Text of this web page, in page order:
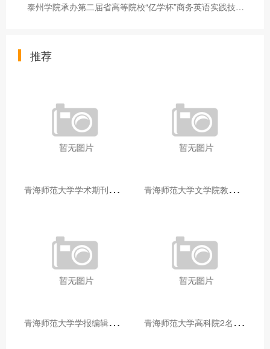
泰州学院承办第二届省高等院校“亿学杯”商务英语实践技能大赛
推荐
青
海师范大学学术期刊两个专栏入选2025年青海省期刊重点专栏 青
海师范大学文学院教师赴山东省相关高校和学术机构交流学习
青
海师范大学学报编辑部赴大通县城关镇上毛佰胜村开展帮扶慰问活动 青
海师范大学高科院2名专家当选中国科学院院士